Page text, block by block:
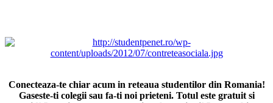
Conecteaza-te chiar acum in reteaua studentilor din Romania!
Gaseste-ti colegii sau fa-ti noi prieteni. Totul este gratuit si